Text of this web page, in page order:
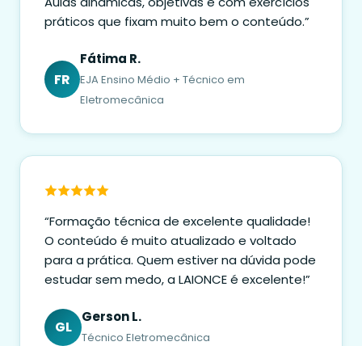
práticos que fixam muito bem o conteúdo.”
FR
Fátima R.
EJA Ensino Médio + Técnico em
Eletromecânica
“Formação técnica de excelente qualidade!
O conteúdo é muito atualizado e voltado
para a prática. Quem estiver na dúvida pode
estudar sem medo, a LAIONCE é excelente!”
GL
Gerson L.
Técnico Eletromecânica